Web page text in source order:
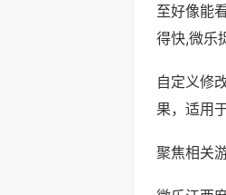
至好像能
得快,微乐
自定义修
果，适用
聚焦相关